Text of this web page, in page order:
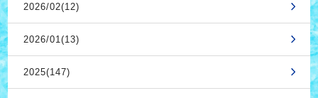
2026/02(12)
2026/01(13)
2025(147)